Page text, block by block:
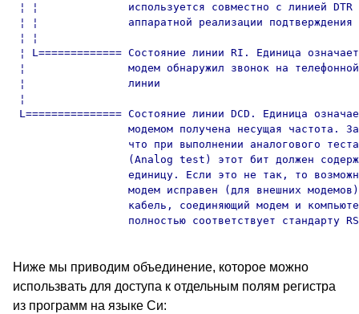
¦ ¦              используется совместно с линией DTR
¦ ¦              аппаратной реализации подтверждения
¦ ¦
¦ L============= Состояние линии RI. Единица
¦                модем обнаружил звонок на телефонной
¦                линии
¦
L=============== Состояние линии DCD. Единица
модемом получена несущая частота.
                  что при выполнении аналогового теста
(Analog test) этот бит должен
единицу. Если это не так, то
модем исправен (для внешних
кабель, соединяющий модем и
Ниже мы приводим объединение, которое можно
использвать для доступа к отдельным полям регистра
из программ на языке Си: